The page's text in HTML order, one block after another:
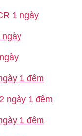
1 ngày
ngày
1 đêm
ngày 1 đêm
1 đêm